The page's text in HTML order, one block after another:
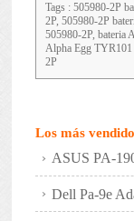
Tags : 505980-2P
2P, 505980-2P
505980-2P, bateria
Alpha Egg TYR101
2P
Los más
ASUS PA-
Dell Pa-9e